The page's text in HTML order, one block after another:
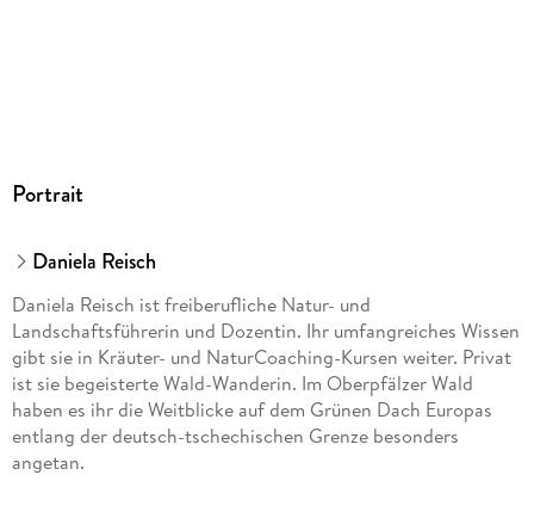
Portrait
Daniela Reisch
Daniela Reisch ist freiberufliche Natur- und
Landschaftsführerin und Dozentin. Ihr umfangreiches Wissen
gibt sie in Kräuter- und NaturCoaching-Kursen weiter. Privat
ist sie begeisterte Wald-Wanderin. Im Oberpfälzer Wald
haben es ihr die Weitblicke auf dem Grünen Dach Europas
entlang der deutsch-tschechischen Grenze besonders
angetan.